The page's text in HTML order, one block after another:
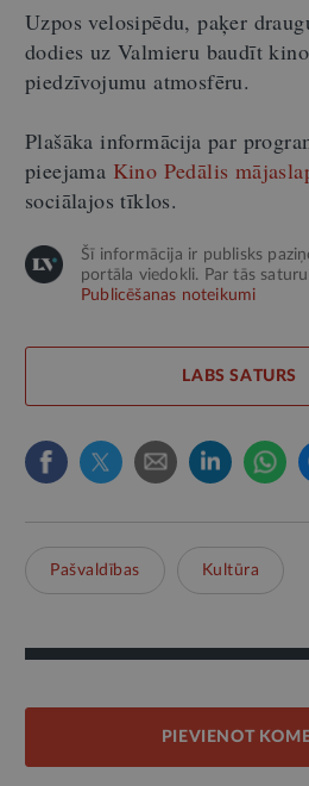
Uzpos velosipēdu, paķer
dodies uz Valmieru baudīt
piedzīvojumu atmosfēru.
Plašāka informācija par
pieejama Kino Pedālis
sociālajos tīklos.
Šī informācija ir publisks
portāla viedokli. Par tās
Publicēšanas noteikumi
LABS SATURS
Pašvaldības Kultūra
PIEVIENOT